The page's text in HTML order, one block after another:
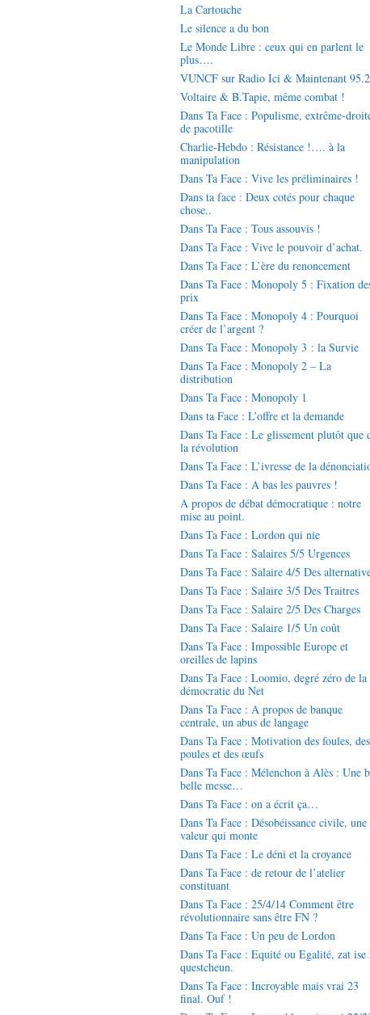
La Cartouche
Le silence a du bon
Le Monde Libre : ceux qui en parlent le
plus….
VUNCF sur Radio Ici & Maintenant 95.2
Voltaire & B.Tapie, même combat !
Dans Ta Face : Populisme, extrême-
de pacotille
Charlie-Hebdo : Résistance !…. à la
manipulation
Dans Ta Face : Vive les préliminaires !
Dans ta face : Deux cotés pour chaque
chose..
Dans Ta Face : Tous assouvis !
Dans Ta Face : Vive le pouvoir d’achat.
Dans Ta Face : L’ère du renoncement
Dans Ta Face : Monopoly 5 : Fixation
prix
Dans Ta Face : Monopoly 4 : Pourquoi
créer de l’argent ?
Dans Ta Face : Monopoly 3 : la Survie
Dans Ta Face : Monopoly 2 – La
distribution
Dans Ta Face : Monopoly 1
Dans ta Face : L’offre et la demande
Dans Ta Face : Le glissement plutôt que
la révolution
Dans Ta Face : L’ivresse de la
Dans Ta Face : A bas les pauvres !
A propos de débat démocratique : notre
mise au point.
Dans Ta Face : Lordon qui nie
Dans Ta Face : Salaires 5/5 Urgences
Dans Ta Face : Salaire 4/5 Des
Dans Ta Face : Salaire 3/5 Des Traitres
Dans Ta Face : Salaire 2/5 Des Charges
Dans Ta Face : Salaire 1/5 Un coût
Dans Ta Face : Impossible Europe et
oreilles de lapins
Dans Ta Face : Loomio, degré zéro de la
démocratie du Net
Dans Ta Face : A propos de banque
centrale, un abus de langage
Dans Ta Face : Motivation des foules, des
poules et des œufs
Dans Ta Face : Mélenchon à Alès : Une
belle messe…
Dans Ta Face : on a écrit ça…
Dans Ta Face : Désobéissance civile, une
valeur qui monte
Dans Ta Face : Le déni et la croyance
Dans Ta Face : de retour de l’atelier
constituant
Dans Ta Face : 25/4/14 Comment être
révolutionnaire sans être FN ?
Dans Ta Face : Un peu de Lordon
Dans Ta Face : Equité ou Egalité, zat ise
questcheun.
Dans Ta Face : Incroyable mais vrai 23
final. Ouf !